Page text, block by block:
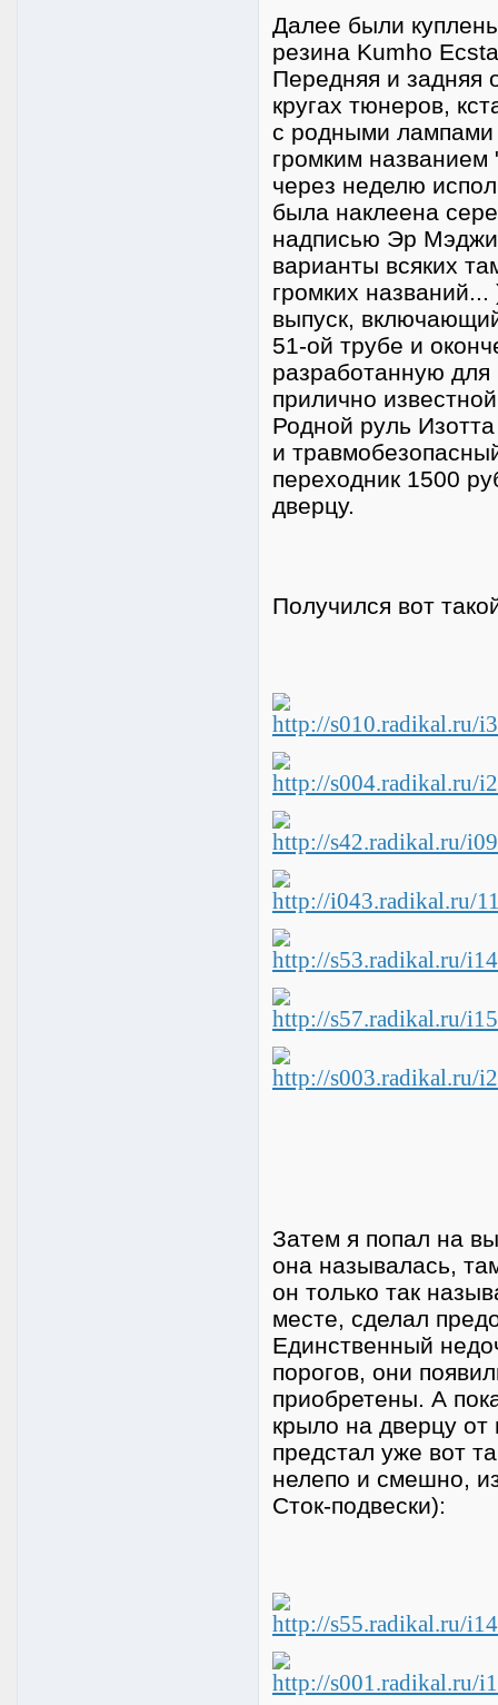
Далее были
резина Kumho
Передняя и задняя
кругах тюнеров,
с родными
громким
через неделю
была наклеена
надписью Эр
варианты всяких
громких
выпуск,
51-ой трубе и
разработанную
прилично
Родной руль
и
переходник 1500
дверцу.
Получился вот
Затем я попал на
она называлась,
он только так
месте, сделал
Единственный
порогов, они
приобретены. А
крыло на дверцу
предстал уже вот
нелепо и смешно,
Сток-подвески):